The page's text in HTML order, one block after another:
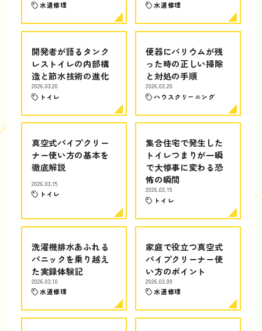
水道修理 水道修理
開発者が語るタンク
レストイレの内部構
造と節水技術の進化
2026.03.20
トイレ
便器にバリウムが残
った時の正しい掃除
と対処の手順
2026.03.20
ハウスクリーニング
真空式パイプクリー
ナー使い方の基本を
徹底解説
2026.03.15
トイレ
集合住宅で発生した
トイレつまりが一瞬
で大惨事に変わる恐
怖の瞬間
2026.03.15
トイレ
洗濯機排水あふれる
パニックを乗り越え
た実録体験記
2026.03.10
水道修理
家庭で役立つ真空式
パイプクリーナー使
い方のポイント
2026.03.09
水道修理